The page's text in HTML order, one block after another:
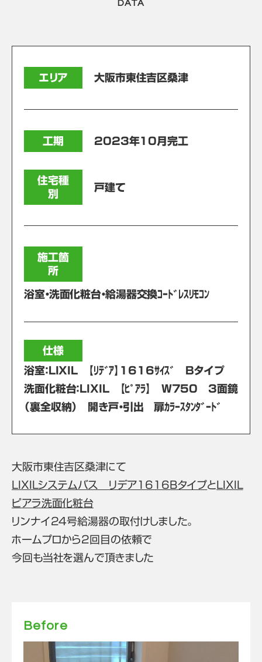
DATA
エリア 大阪市東住吉区桑津
工期 2023年10月完工
住宅種
別
戸建て
施工箇
所
浴室・洗面化粧台・給湯器交換ｺｰﾄﾞﾚｽﾘﾓｺﾝ
仕様
浴室：LIXIL 【ﾘﾃﾞｱ】1616ｻｲｽﾞ Bタイプ
洗面化粧台：LIXIL 【ﾋﾟｱﾗ】 W750 3面鏡
（裏全収納） 開き戸・引出 扉ｶﾗｰｽﾀﾝﾀﾞｰﾄﾞ
大阪市東住吉区桑津にて
LIXILシステムバス リデア1616Bタイプと LIXIL
ピアラ洗面化粧台
リンナイ24号給湯器の取付けしました。
ホームプロから2回目の依頼で
今回も当社を選んで頂きました
Before